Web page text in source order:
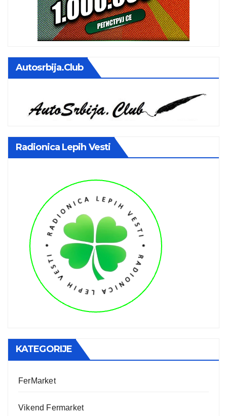
Autosrbija.club
Radionica Lepih Vesti
KATEGORIJE
FerMarket
Vikend Fermarket